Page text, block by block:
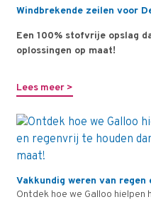
Windbrekende zeilen voor
Een 100% stofvrije opslag
oplossingen op maat!
Lees meer >
Vakkundig weren van
Ontdek hoe we Galloo